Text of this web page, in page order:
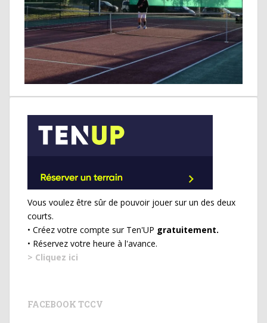
Vous voulez être sûr de pouvoir jouer sur un des deux
courts.
• Créez votre compte sur Ten'UP gratuitement.
• Réservez votre heure à l'avance.
> Cliquez ici
FACEBOOK TCCV